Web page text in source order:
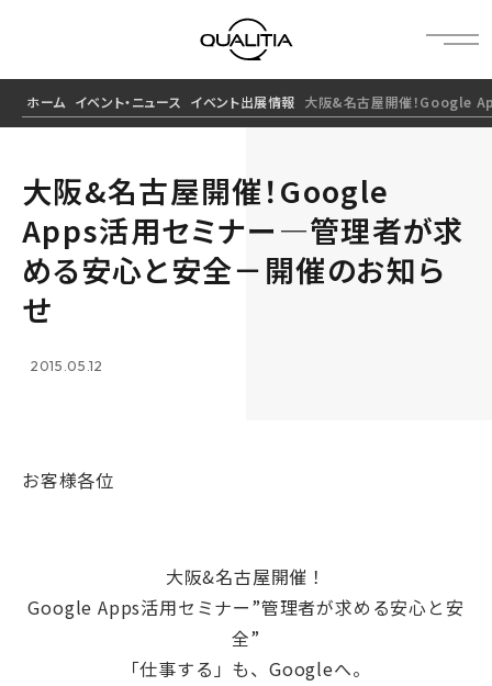
ホーム イベント・ニュース イベント出展情報 大阪&名古屋開催！Google
大阪&名古屋開催！Google
Apps活用セミナー―管理者が求
める安心と安全－開催のお知ら
せ
2015.05.12
お客様各位
大阪&名古屋開催！
Google Apps活用セミナー”管理者が求める安心と安
全”
「仕事する」も、Googleへ。